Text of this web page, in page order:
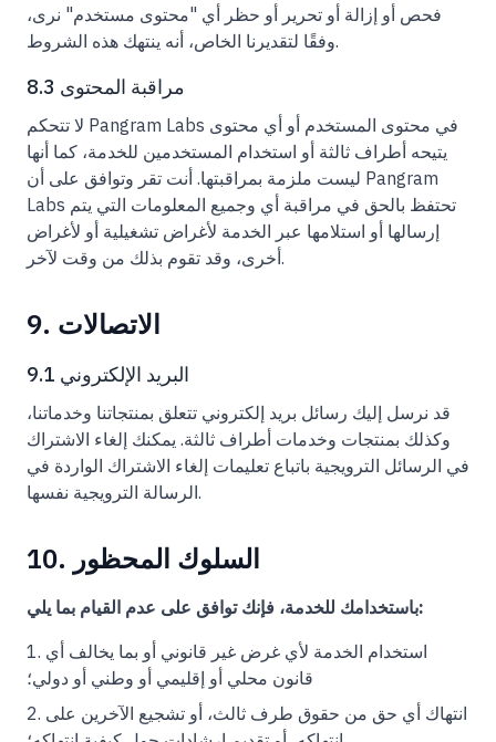
فحص أو إزالة أو تحرير أو حظر أي "محتوى مستخدم" نرى،
وفقًا لتقديرنا الخاص، أنه ينتهك هذه الشروط.
8.3 مراقبة المحتوى
لا تتحكم Pangram Labs في محتوى المستخدم أو أي محتوى
يتيحه أطراف ثالثة أو استخدام المستخدمين للخدمة، كما أنها
ليست ملزمة بمراقبتها. أنت تقر وتوافق على أن Pangram
Labs تحتفظ بالحق في مراقبة أي وجميع المعلومات التي يتم
إرسالها أو استلامها عبر الخدمة لأغراض تشغيلية أو لأغراض
أخرى، وقد تقوم بذلك من وقت لآخر.
9. الاتصالات
9.1 البريد الإلكتروني
قد نرسل إليك رسائل بريد إلكتروني تتعلق بمنتجاتنا وخدماتنا،
وكذلك بمنتجات وخدمات أطراف ثالثة. يمكنك إلغاء الاشتراك
في الرسائل الترويجية باتباع تعليمات إلغاء الاشتراك الواردة في
الرسالة الترويجية نفسها.
10. السلوك المحظور
باستخدامك للخدمة، فإنك توافق على عدم القيام بما يلي:
استخدام الخدمة لأي غرض غير قانوني أو بما يخالف أي
قانون محلي أو إقليمي أو وطني أو دولي؛
انتهاك أي حق من حقوق طرف ثالث، أو تشجيع الآخرين على